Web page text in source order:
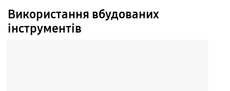
Використання вбудованих
інструментів